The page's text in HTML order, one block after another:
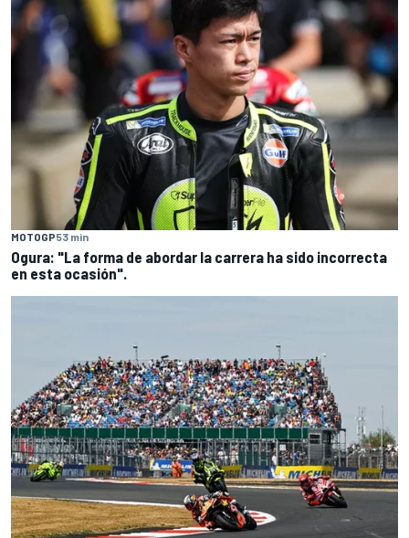
MOTOGP53 min
Ogura: "La forma de abordar la carrera ha sido incorrecta
en esta ocasión".